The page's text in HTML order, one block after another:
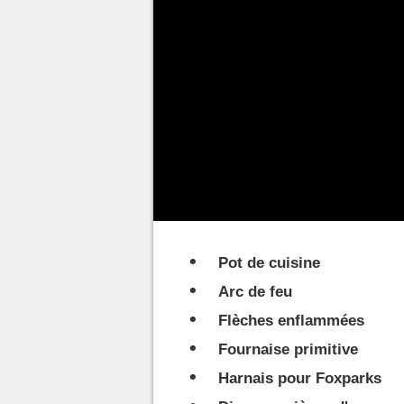
Pot de cuisine
Arc de feu
Flèches enflammées
Fournaise primitive
Harnais pour Foxparks